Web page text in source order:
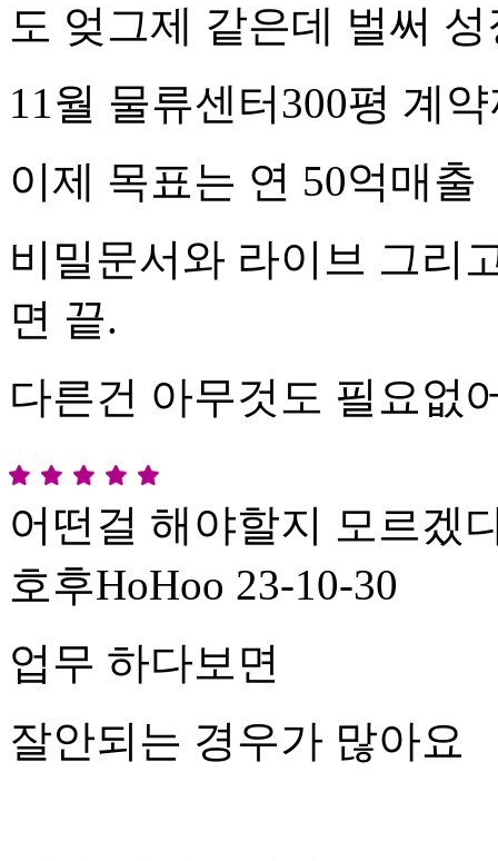
도 엊그제 같은데 벌써
11월 물류센터300평 계
이제 목표는 연 50억매출
비밀문서와 라이브 그리
면 끝.
다른건 아무것도 필요없
어떤걸 해야할지 모르겠
호후HoHoo 23-10-30
업무 하다보면
잘안되는 경우가 많아요